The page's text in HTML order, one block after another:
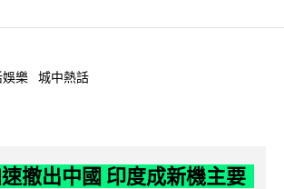
娛樂 城中熱話
撤出中國 印度成新機主要